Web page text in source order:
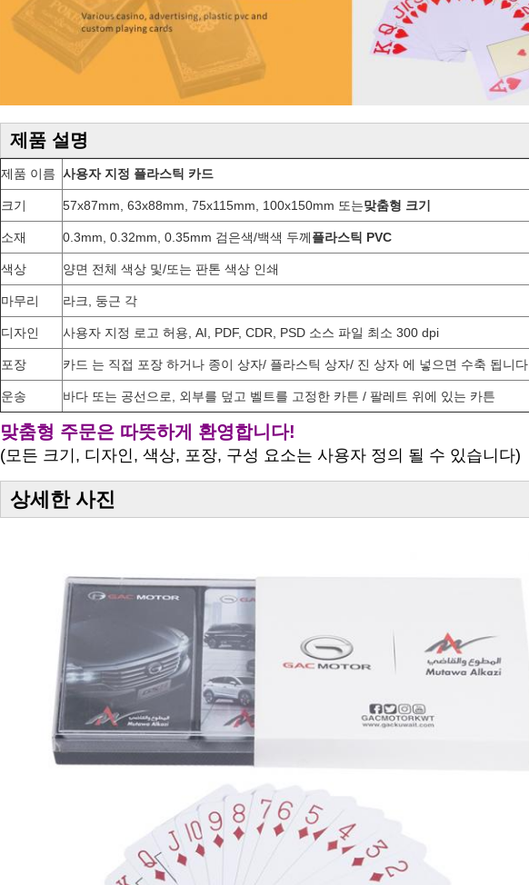
제품 설명
제품 이름 사용자 지정 플라스틱 카드
크기 57x87mm, 63x88mm, 75x115mm, 100x150mm 또는맞춤형 크기
소재 0.3mm, 0.32mm, 0.35mm 검은색/백색 두께플라스틱 PVC
색상 양면 전체 색상 및/또는 판톤 색상 인쇄
마무리 라크, 둥근 각
디자인 사용자 지정 로고 허용, AI, PDF, CDR, PSD 소스 파일 최소 300 dpi
포장 카드 는 직접 포장 하거나 종이 상자/ 플라스틱 상자/ 진 상자 에 넣으면 수축 됩니다.
운송 바다 또는 공선으로, 외부를 덮고 벨트를 고정한 카튼 / 팔레트 위에 있는 카튼
맞춤형 주문은 따뜻하게 환영합니다!
(모든 크기, 디자인, 색상, 포장, 구성 요소는 사용자 정의 될 수 있습니다)
상세한 사진